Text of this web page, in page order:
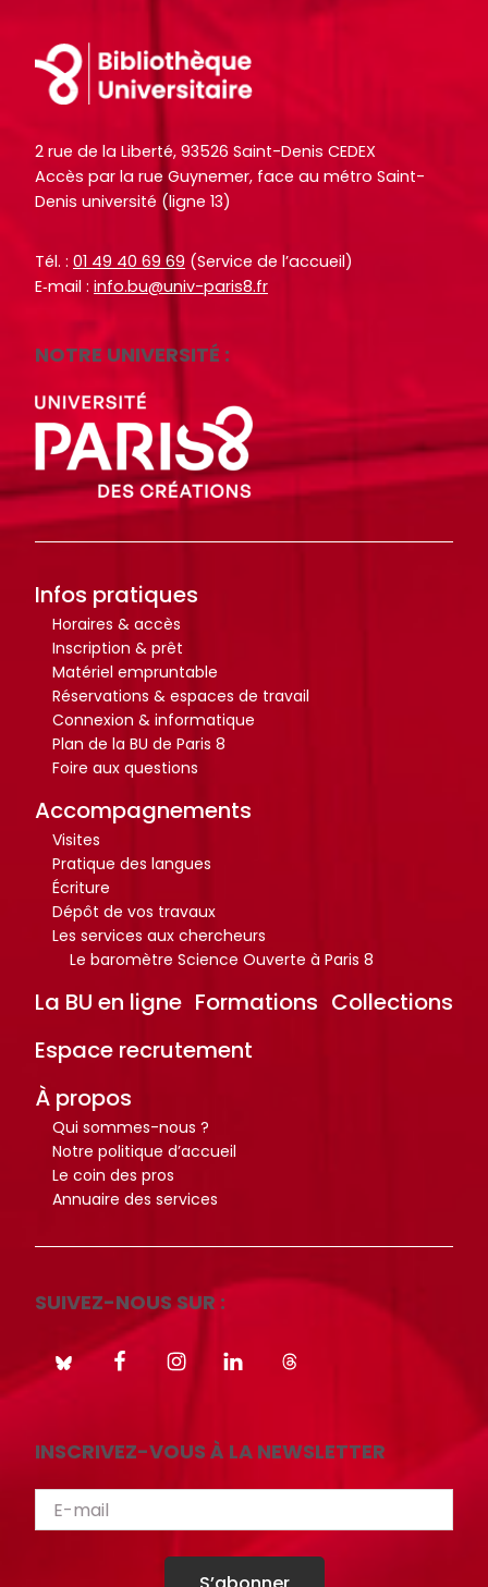
Footer
2 rue de la Liberté, 93526 Saint-Denis CEDEX
Accès par la rue Guynemer, face au métro Saint-
Denis université (ligne 13)
Tél. : 01 49 40 69 69 (Service de l’accueil)
E‑mail : info.bu@univ-paris8.fr
NOTRE UNIVERSITÉ :
Infos pratiques
Horaires & accès
Inscription & prêt
Matériel empruntable
Réservations & espaces de travail
Connexion & informatique
Plan de la BU de Paris 8
Foire aux questions
Accompagnements
Visites
Pratique des langues
Écriture
Dépôt de vos travaux
Les services aux chercheurs
Le baromètre Science Ouverte à Paris 8
La BU en ligne Formations Collections
Espace recrutement
À propos
Qui sommes-nous ?
Notre politique d’accueil
Le coin des pros
Annuaire des services
SUIVEZ-NOUS SUR :
INSCRIVEZ-VOUS À LA NEWSLETTER